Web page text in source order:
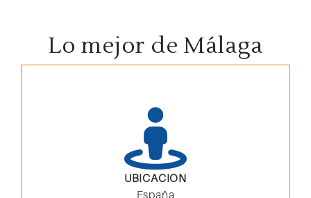
Lo mejor de Málaga
UBICACION
España